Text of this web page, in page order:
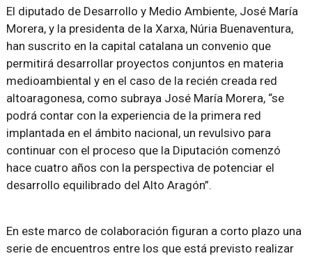
El diputado de Desarrollo y Medio Ambiente, José María
Morera, y la presidenta de la Xarxa, Núria Buenaventura,
han suscrito en la capital catalana un convenio que
permitirá desarrollar proyectos conjuntos en materia
medioambiental y en el caso de la recién creada red
altoaragonesa, como subraya José María Morera, “se
podrá contar con la experiencia de la primera red
implantada en el ámbito nacional, un revulsivo para
continuar con el proceso que la Diputación comenzó
hace cuatro años con la perspectiva de potenciar el
desarrollo equilibrado del Alto Aragón”.
En este marco de colaboración figuran a corto plazo una
serie de encuentros entre los que está previsto realizar